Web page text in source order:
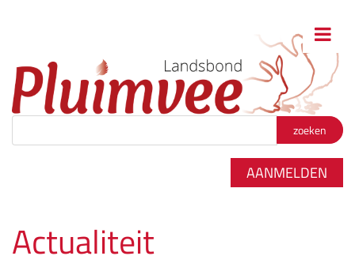
*
AANMELDEN
Actualiteit